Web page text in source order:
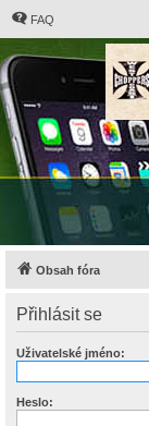
FAQ
Obsah fóra
Přihlásit se
Uživatelské jméno:
Heslo: